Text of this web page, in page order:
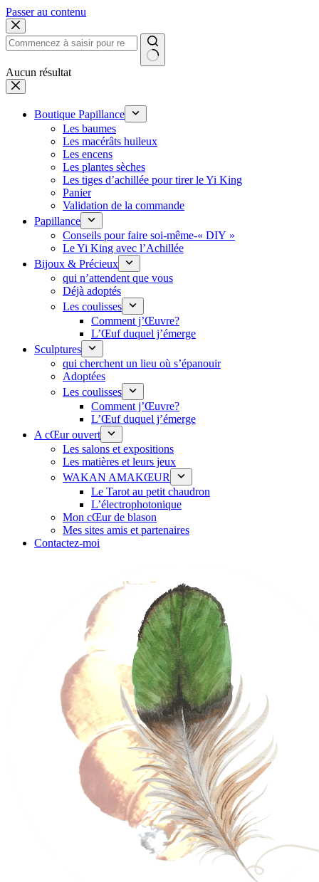
Passer au contenu
Aucun résultat
Boutique Papillance
Les baumes
Les macérâts huileux
Les encens
Les plantes sèches
Les tiges d’achillée pour tirer le Yi King
Panier
Validation de la commande
Papillance
Conseils pour faire soi-même-« DIY »
Le Yi King avec l’Achillée
Bijoux & Précieux
qui n’attendent que vous
Déjà adoptés
Les coulisses
Comment j’Œuvre?
L’Œuf duquel j’émerge
Sculptures
qui cherchent un lieu où s’épanouir
Adoptées
Les coulisses
Comment j’Œuvre?
L’Œuf duquel j’émerge
A cŒur ouvert
Les salons et expositions
Les matières et leurs jeux
WAKAN AMAKŒUR
Le Tarot au petit chaudron
L’électrophotonique
Mon cŒur de blason
Mes sites amis et partenaires
Contactez-moi